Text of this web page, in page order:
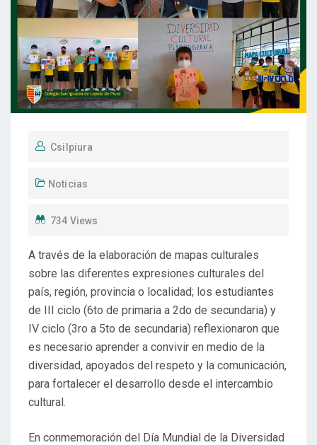
Csilpiura
Noticias
734 Views
A través de la elaboración de mapas culturales
sobre las diferentes expresiones culturales del
país, región, provincia o localidad; los estudiantes
de III ciclo (6to de primaria a 2do de secundaria) y
IV ciclo (3ro a 5to de secundaria) reflexionaron que
es necesario aprender a convivir en medio de la
diversidad, apoyados del respeto y la comunicación,
para fortalecer el desarrollo desde el intercambio
cultural.
En conmemoración del Día Mundial de la Diversidad